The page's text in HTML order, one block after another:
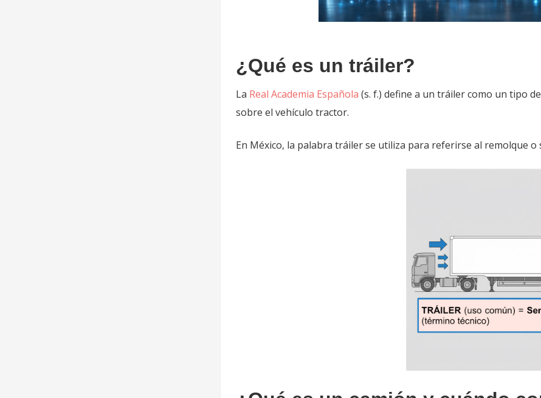
¿Qué es un tráiler?
La Real Academia Española (s. f.) define a un tráiler como un tipo
sobre el vehículo tractor.
En México, la palabra tráiler se utiliza para referirse al remolque o